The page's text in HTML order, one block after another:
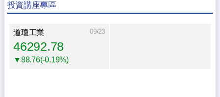
投資講座專區
道瓊工業 09/23
46292.78
▼88.76(-0.19%)